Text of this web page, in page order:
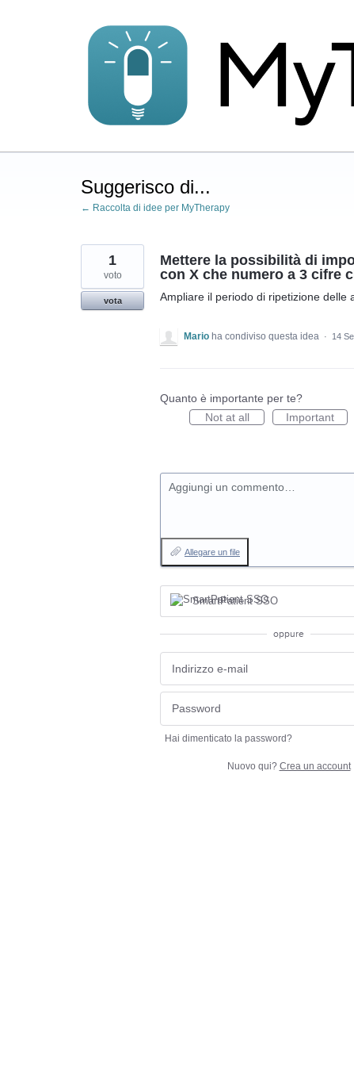
Suggerisco di...
← Raccolta di idee per MyTherapy
Mettere la possibilità di
con X che numero a 3 cifre
Ampliare il periodo di ripetizione delle
1
voto
vota
Mario ha condiviso questa idea · 14
Quanto è importante per te?
Not at all
Important
Aggiungi un commento…
Allegare un file
SmartPatient SSO
oppure
Hai dimenticato la password?
Nuovo qui? Crea un account